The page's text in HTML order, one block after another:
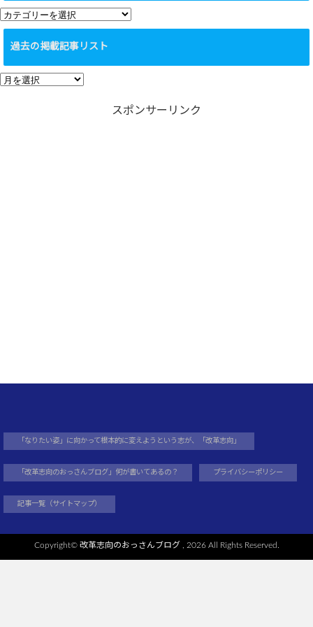
カ
テ
リ
ー
過去の掲載記事リスト
過
スポンサーリンク
「なりたい姿」に向かって根本的に変えようという志が、「改革志向」
「改革志向のおっさんブログ」何が書いてあるの？ プライバシーポリシー
記事一覧（サイトマップ）
Copyright© 改革志向のおっさんブログ, 2026 All Rights Reserved.